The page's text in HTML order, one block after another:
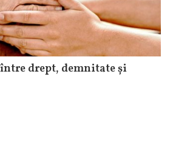
drept, demnitate și